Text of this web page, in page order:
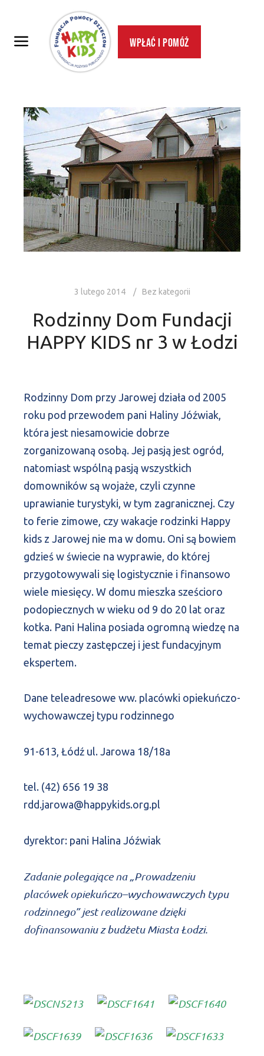
Wpłać i pomóż
3 lutego 2014 Bez kategorii
Rodzinny Dom Fundacji
HAPPY KIDS nr 3 w Łodzi
Rodzinny Dom przy Jarowej działa od 2005
roku pod przewodem pani Haliny Jóźwiak,
która jest niesamowicie dobrze
zorganizowaną osobą. Jej pasją jest ogród,
natomiast wspólną pasją wszystkich
domowników są wojaże, czyli czynne
uprawianie turystyki, w tym zagranicznej. Czy
to ferie zimowe, czy wakacje rodzinki Happy
kids z Jarowej nie ma w domu. Oni są bowiem
gdzieś w świecie na wyprawie, do której
przygotowywali się logistycznie i finansowo
wiele miesięcy. W domu mieszka sześcioro
podopiecznych w wieku od 9 do 20 lat oraz
kotka. Pani Halina posiada ogromną wiedzę na
temat pieczy zastępczej i jest fundacyjnym
ekspertem.
Dane teleadresowe ww. placówki opiekuńczo-
wychowawczej typu rodzinnego
91-613, Łódź ul. Jarowa 18/18a
tel. (42) 656 19 38
rdd.jarowa@happykids.org.pl
dyrektor: pani Halina Jóźwiak
Zadanie polegające na „Prowadzeniu
placówek opiekuńczo–wychowawczych typu
rodzinnego” jest realizowane dzięki
dofinansowaniu z budżetu Miasta Łodzi.